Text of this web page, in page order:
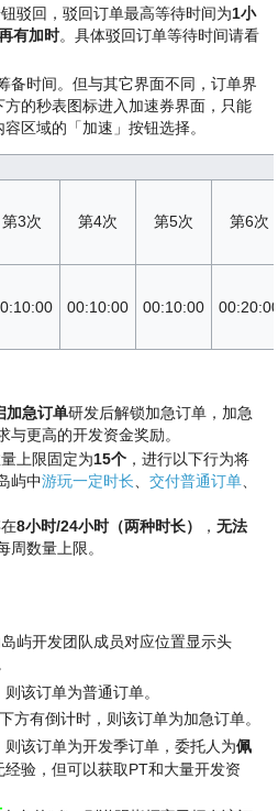
驳回，驳回订单最高等待时间为1小
有加时。具体驳回订单等待时间请看
备时间。但与其它界面不同，订单界
的秒表图标进入加速券界面，只能
区域的「加速」按钮选择。
第3次 第4次 第5次 第6次
00:10:00 00:10:00
加急订单研发后解锁加急订单，加急
与更高的开发资金奖励。
上限固定为15个 ，进行以下行为将
屿中游玩一定时长 、交付普通订单
8小时/24小时（两种时长） ，无法
周数量上限。
屿开发团队成员对应位置显示头
则该订单为普通订单。
方有倒计时，则该订单为加急订单。
则该订单为开发季订单，委托人为佩
验，但可以获取PT和大量开发资